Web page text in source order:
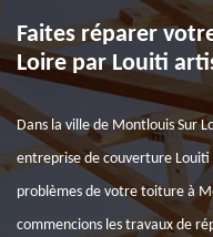
Faites réparer
Loire par Louiti
Dans la ville de Montlouis Sur
entreprise de couverture
problèmes de votre toiture à
commencions les travaux de